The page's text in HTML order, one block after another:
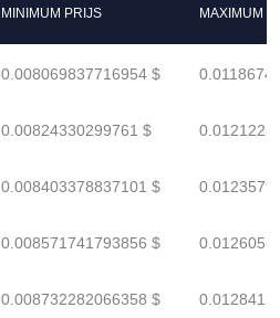
MINIMUM PRIJS MAXIMUM
0.008069837716954 $
0.00824330299761 $
0.008403378837101 $
0.008571741793856 $
0.008732282066358 $